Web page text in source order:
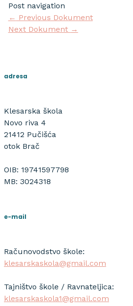
Post navigation
← Previous Dokument
Next Dokument →
adresa
Klesarska škola
Novo riva 4
21412 Pučišća
otok Brač
OIB: 19741597798
MB: 3024318
e-mail
Računovodstvo škole:
klesarskaskola@gmail.com
Tajništvo škole / Ravnateljica:
klesarskaskola1@gmail.com